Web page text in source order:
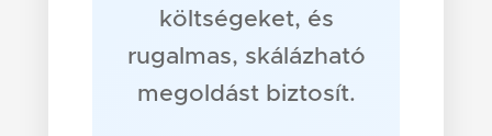
költségeket, és
rugalmas, skálázható
megoldást biztosít.